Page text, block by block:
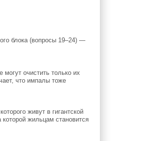
блока (вопросы 19–24) —
очистить только их
что импалы тоже
живут в гигантской
жильцам становится